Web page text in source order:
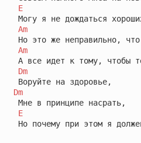
E
Могу я не дождаться
Am
Но это же неправильно,
Am
А все идет к тому, чтобы
Dm
Dm
Мне в принципе насрать,
E
Но почему при этом я